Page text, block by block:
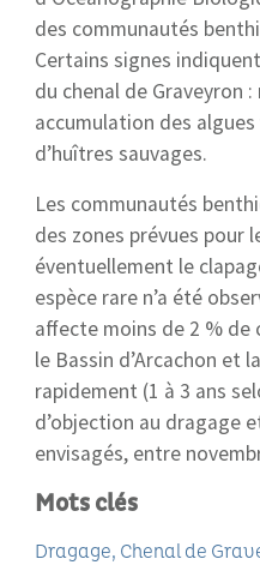
des communautés
Certains signes
du chenal de Graveyron
accumulation des
d’huîtres sauvages.
Les communautés
des zones prévues pour
éventuellement le
espèce rare n’a été
affecte moins de 2 % de
le Bassin d’Arcachon et
rapidement (1 à 3 ans
d’objection au dragage
envisagés, entre
Mots clés
Dragage Chenal de